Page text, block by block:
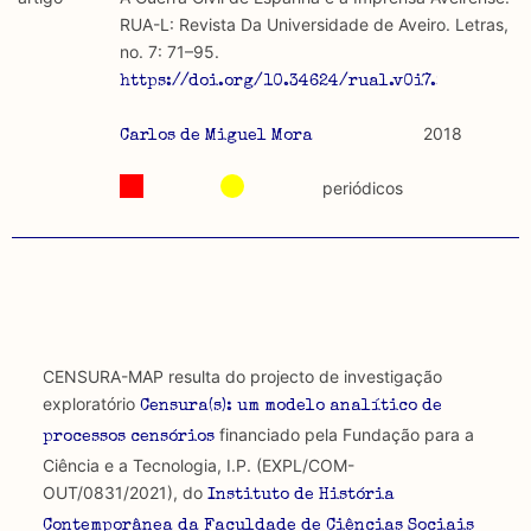
académicos.
Limitações
produzidos até 2022, contudo não foi possível ter acesso
discurso e uso da liberdade de expressão. Trata-se de
uma censura que é omnipresente, dado que é
constitutiva do próprio acto de fala.
abordagens.
Tipo investigação realizada
Os resultados obtidos podem ser exportados em formato
.csv para importação em programas de folha de cálculo
RUA-L: Revista Da Universidade de Aveiro. Letras,
no. 7: 71–95.
https://doi.org/10.34624/rual.v0i7.25377.
Carlos de Miguel Mora 2018
periódicos
CENSURA-MAP resulta do projecto de investigação
exploratório Censura(s): um modelo analítico de
processos censóriosfinanciado pela Fundação para a
Ciência e a Tecnologia, I.P. (EXPL/COM-
OUT/0831/2021), do Instituto de História
Contemporânea da Faculdade de Ciências Sociais